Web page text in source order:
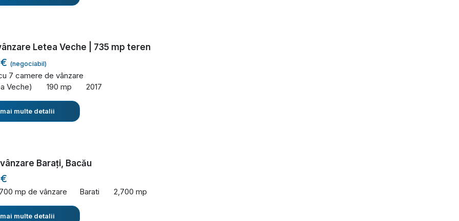
Letea Veche | 735 mp teren
(negociabil)
7 camere de vânzare
Veche)
190 mp 2017
multe detalii
Barați, Bacău
mp de vânzare Barati 2,700 mp
multe detalii